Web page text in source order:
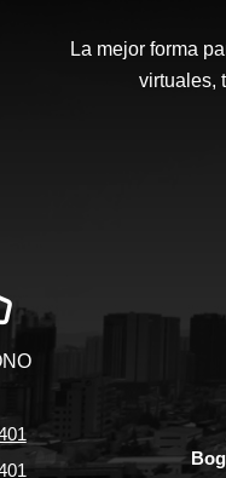
La mejor forma
virtuales,